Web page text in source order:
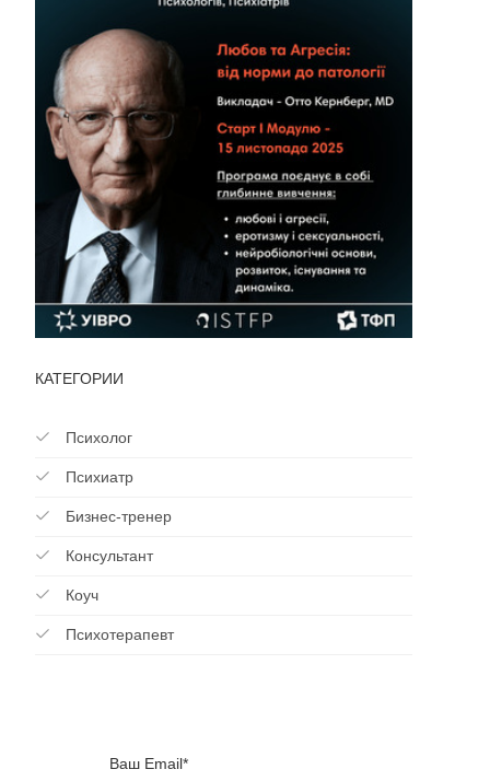
КАТЕГОРИИ
Психолог
Психиатр
Бизнес-тренер
Консультант
Коуч
Психотерапевт